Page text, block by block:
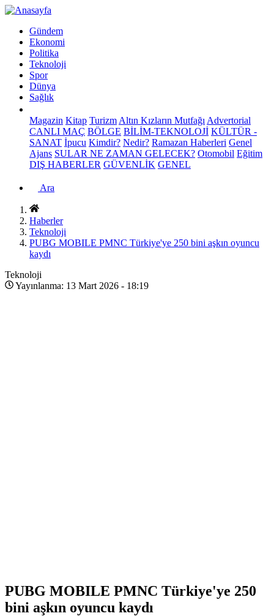
Gündem
Ekonomi
Politika
Teknoloji
Spor
Dünya
Sağlık
Magazin Kitap Turizm Altın Kızların Mutfağı Advertorial
CANLI MAÇ BÖLGE BİLİM-TEKNOLOJİ KÜLTÜR -
SANAT İpucu Kimdir? Nedir? Ramazan Haberleri Genel
Ajans SULAR NE ZAMAN GELECEK? Otomobil Eğitim
DIŞ HABERLER GÜVENLİK GENEL
Ara
Haberler
Teknoloji
PUBG MOBILE PMNC Türkiye'ye 250 bini aşkın oyuncu
kaydı
Teknoloji
Yayınlanma: 13 Mart 2026 - 18:19
PUBG MOBILE PMNC Türkiye'ye 250
bini aşkın oyuncu kaydı